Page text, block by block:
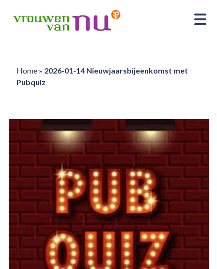
Home» 2026-01-14 Nieuwjaarsbijeenkomst met
Pubquiz